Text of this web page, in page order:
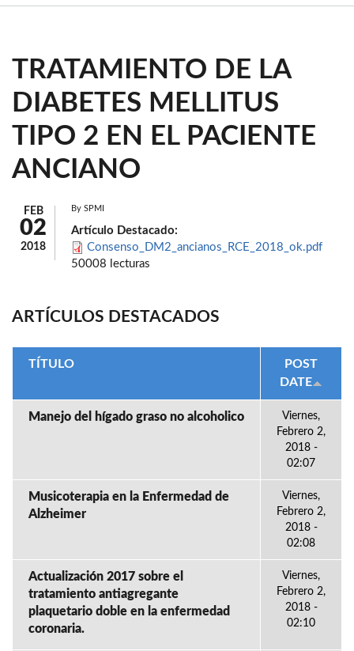
TRATAMIENTO DE LA
DIABETES MELLITUS
TIPO 2 EN EL PACIENTE
ANCIANO
FEB
02
2018
By SPMI
Artículo Destacado:
Consenso_DM2_ancianos_RCE_2018_ok.pdf
50008 lecturas
ARTÍCULOS DESTACADOS
TÍTULO
POST
DATE
Manejo del hígado graso no alcoholico
Viernes,
Febrero 2,
2018 -
02:07
Musicoterapia en la Enfermedad de
Alzheimer
Viernes,
Febrero 2,
2018 -
02:08
Actualización 2017 sobre el
tratamiento antiagregante
plaquetario doble en la enfermedad
coronaria.
Viernes,
Febrero 2,
2018 -
02:10